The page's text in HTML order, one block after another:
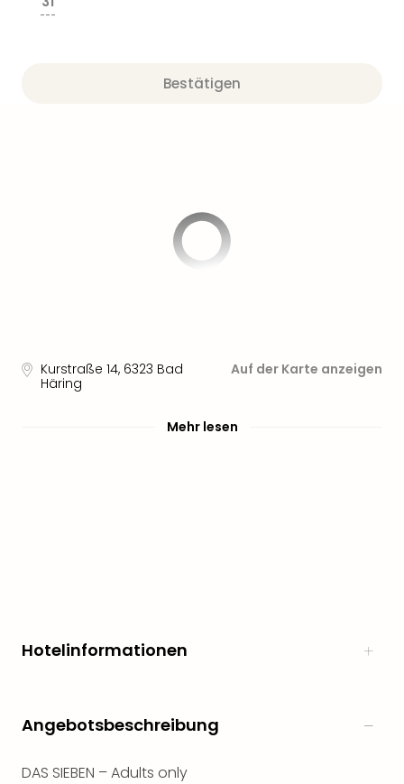
---
Bestätigen
Kurstraße 14, 6323 Bad
Häring
Auf der Karte anzeigen
Mehr lesen
Hotelinformationen
Angebotsbeschreibung
DAS SIEBEN – Adults only